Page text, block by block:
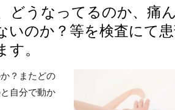
どうなってるのか、痛
いのか？等を検査にて
。
？またどの
自分で動か